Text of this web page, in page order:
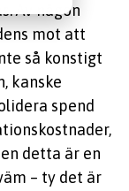
Av någon
mot att
så konstigt
kanske
spend
detta är en
– ty det är